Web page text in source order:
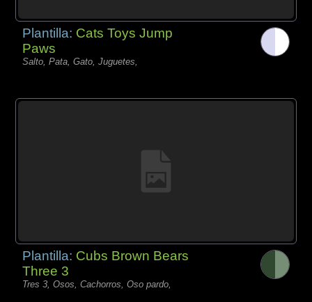
Plantilla: Cats Toys Jump
Paws
Salto, Pata, Gato, Juguetes,
Plantilla: Cubs Brown Bears
Three 3
Tres 3, Osos, Cachorros, Oso pardo,